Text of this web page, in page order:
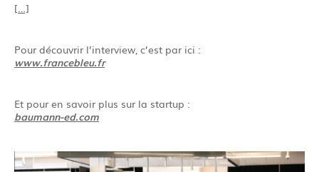
[…]
Pour découvrir l’interview, c’est par ici :
www.francebleu.fr
Et pour en savoir plus sur la startup :
baumann-ed.com